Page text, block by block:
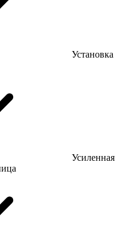
Установка
Усиленная